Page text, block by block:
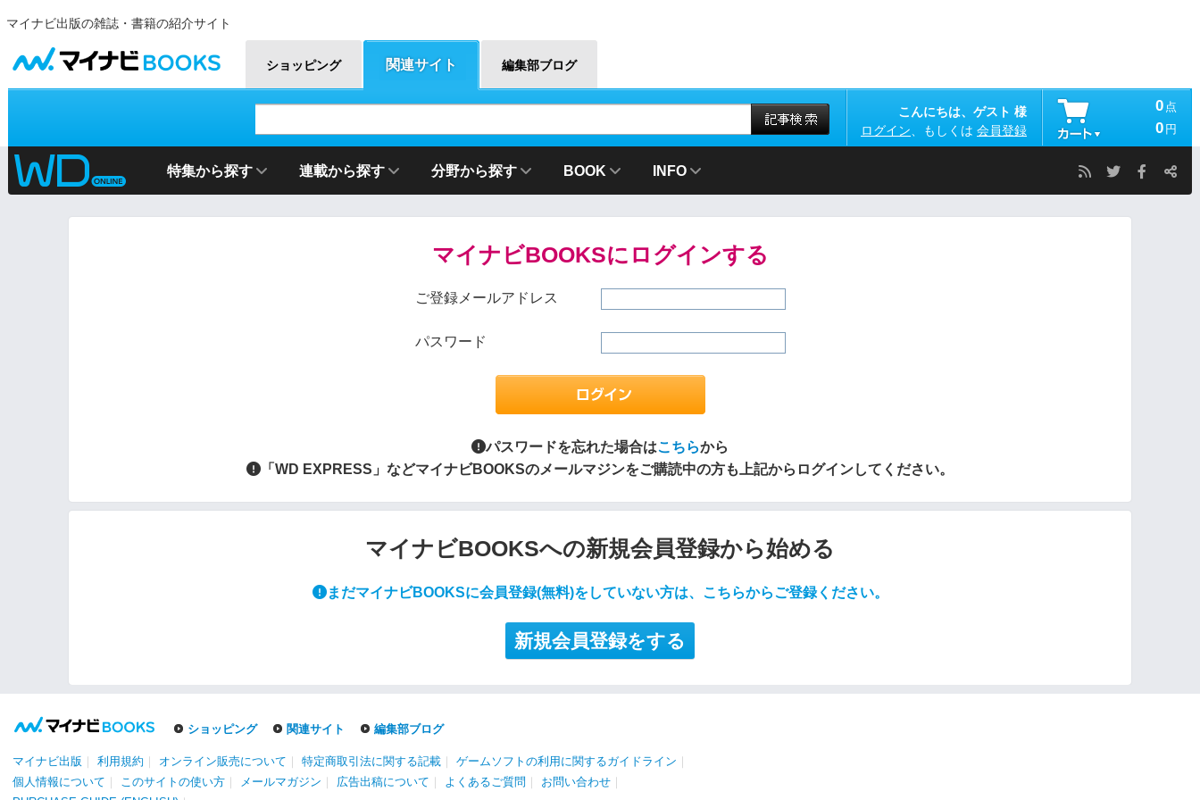
マイナビ出版の雑誌・書籍の紹介サイト
ショッピング 関連サイト 編集部ブログ
こんにちは、ゲスト 様
ログイン 、もしくは 会員登録
0 点
0 円
特集から探す 連載から探す 分野から探す BOOK INFO
マイナビBOOKSにログインする
ご登録メールアドレス
パスワード
パスワードを忘れた場合はこちらから
「WD EXPRESS」などマイナビBOOKSのメールマジンをご購読中の方も上記からログインしてください。
マイナビBOOKSへの新規会員登録から始める
まだマイナビBOOKSに会員登録(無料)をしていない方は、こちらからご登録ください。
新規会員登録をする
ショッピング 関連サイト 編集部ブログ
マイナビ出版 ｜ 利用規約 ｜ オンライン販売について ｜ 特定商取引法に関する記載 ｜ ゲームソフトの利用に関するガイドライン ｜
個人情報について ｜ このサイトの使い方 ｜ メールマガジン ｜ 広告出稿について ｜ よくあるご質問 ｜ お問い合わせ ｜